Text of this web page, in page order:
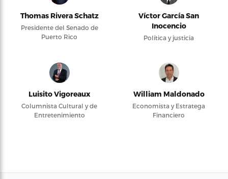
Thomas Rivera Schatz
Presidente del Senado de
Puerto Rico
Víctor García San
Inocencio
Política y justicia
Luisito Vigoreaux
Columnista Cultural y de
Entretenimiento
William Maldonado
Economista y Estratega
Financiero